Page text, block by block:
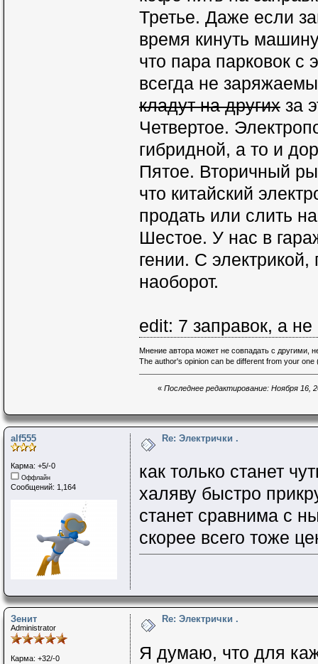
Третье. Даже если
время кинуть
что пара парковок с
всегда не
кладут на другихза
Четвертое.
гибридной, а то и
Пятое. Вторичный
что китайский
продать или слить
Шестое. У нас в
гении. С
наоборот.
edit: 7 заправок, а
Мнение автора может не совпадать с другими,
The author's opinion can be different from your
« Последнее редактирование: Ноября 16,
alf555
Карма: +5/-0
Оффлайн
Сообщений: 1,164
Re: Электрички .
как только станет
халяву быстро
станет сравнима с
скорее всего тоже
Зенит
Administrator
Карма: +32/-0
Re: Электрички .
Я думаю, что для